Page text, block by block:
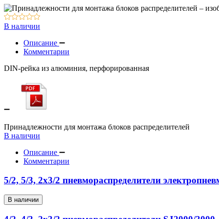
Оборудование для смазки и обдува
В наличии
Описание
Комментарии
DIN-рейка из алюминия, перфорированная
Принадлежности для монтажа блоков распределителей
В наличии
Описание
Комментарии
5/2, 5/3, 2x3/2 пневмораспределители
В наличии